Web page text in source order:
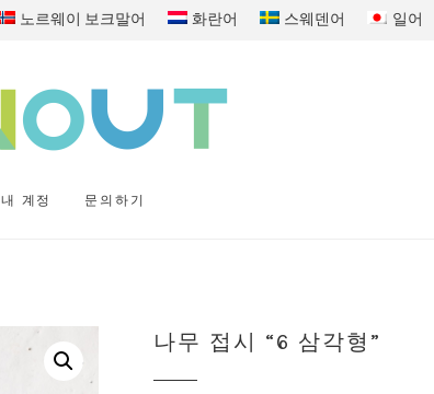
노르웨이 보크말어 화란어 스웨덴어 일어
내 계정 문의하기
나무 접시 “6 삼각형”